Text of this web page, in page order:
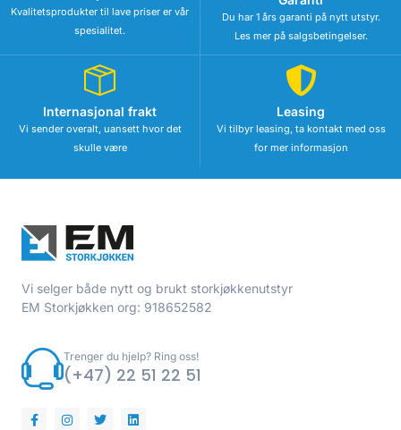
Kvalitetsprodukter til lave priser er vår
spesialitet.
Du har 1 års garanti på nytt utstyr.
Les mer på salgsbetingelser.
Internasjonal frakt
Vi sender overalt, uansett hvor det
skulle være
Leasing
Vi tilbyr leasing, ta kontakt med oss
for mer informasjon
Vi selger både nytt og brukt storkjøkkenutstyr
EM Storkjøkken org: 918652582
Trenger du hjelp? Ring oss!
(+47) 22 51 22 51